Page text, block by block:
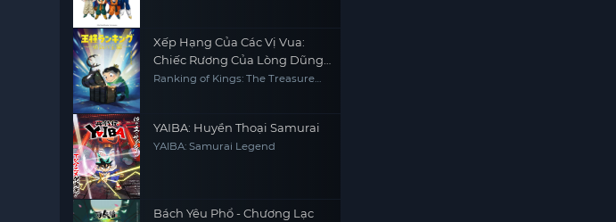
Xếp Hạng Của Các Vị Vua:
Chiếc Rương Của Lòng Dũng
Cảm
Ranking of Kings: The Treasure
YAIBA: Huyền Thoại Samurai
YAIBA: Samurai Legend
Bách Yêu Phổ - Chương Lạc